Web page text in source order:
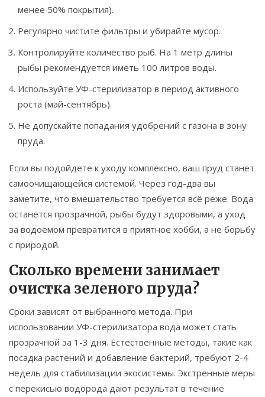
менее 50% покрытия).
Регулярно чистите фильтры и убирайте мусор.
Контролируйте количество рыб. На 1 метр длины
рыбы рекомендуется иметь 100 литров воды.
Используйте УФ-стерилизатор в период активного
роста (май-сентябрь).
Не допускайте попадания удобрений с газона в зону
пруда.
Если вы подойдете к уходу комплексно, ваш пруд станет
самоочищающейся системой. Через год-два вы
заметите, что вмешательство требуется всё реже. Вода
останется прозрачной, рыбы будут здоровыми, а уход
за водоемом превратится в приятное хобби, а не борьбу
с природой.
Сколько времени занимает
очистка зеленого пруда?
Сроки зависят от выбранного метода. При
использовании УФ-стерилизатора вода может стать
прозрачной за 1-3 дня. Естественные методы, такие как
посадка растений и добавление бактерий, требуют 2-4
недель для стабилизации экосистемы. Экстренные меры
с перекисью водорода дают результат в течение